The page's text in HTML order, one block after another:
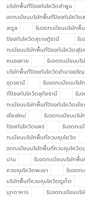
บริษัทพื้นทีป้องกันโควิดลำพูน
จดทะเบียนบริษัทพื้นทีป้องกันโควิด
สตูล
รับจดทะเบียนบริษัทพื้
ป้องกันโควิดสุราษฎ์ธานี
รับ
ทะเบียนบริษัทพื้นทีป้องกันโควิดสุโ
หนองคาย
รับจดทะเบียนบ
บริษัทพื้นทีป้องกันโควิดอำนาจเจริญ
อุดรธานี
รับจดทะเบียนบริ
ทีป้องกันโควิดอุทัยธานี
รับ
ทะเบียนบริษัทพื้นทีป้องกันโควิดเชีย
เชียงใหม่
รับจดทะเบียนบริ
ป้องกันโควิดแพร่
รับจดทะ
ทะเบียนบริษัทพื้นที่ควบคุมโควิด
จดทะเบียนบริษัทพื้นที่ควบคุมโควิด
น่าน
รับจดทะเบียนบริษัทพื้
ควบคุมโควิดพะเยา
รับจดท
บริษัทพื้นที่ควบคุมโควิดภูเก็ต
มุกดาหาร
รับจดทะเบียนบ